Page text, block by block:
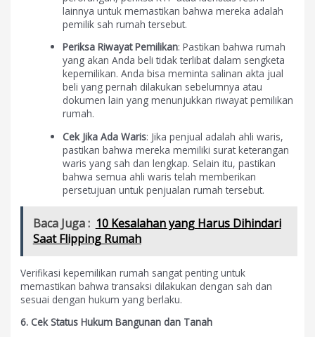
lainnya untuk memastikan bahwa mereka adalah
pemilik sah rumah tersebut.
Periksa Riwayat Pemilikan: Pastikan bahwa rumah
yang akan Anda beli tidak terlibat dalam sengketa
kepemilikan. Anda bisa meminta salinan akta jual
beli yang pernah dilakukan sebelumnya atau
dokumen lain yang menunjukkan riwayat pemilikan
rumah.
Cek Jika Ada Waris: Jika penjual adalah ahli waris,
pastikan bahwa mereka memiliki surat keterangan
waris yang sah dan lengkap. Selain itu, pastikan
bahwa semua ahli waris telah memberikan
persetujuan untuk penjualan rumah tersebut.
Baca Juga : 10 Kesalahan yang Harus Dihindari
Saat Flipping Rumah
Verifikasi kepemilikan rumah sangat penting untuk
memastikan bahwa transaksi dilakukan dengan sah dan
sesuai dengan hukum yang berlaku.
6. Cek Status Hukum Bangunan dan Tanah